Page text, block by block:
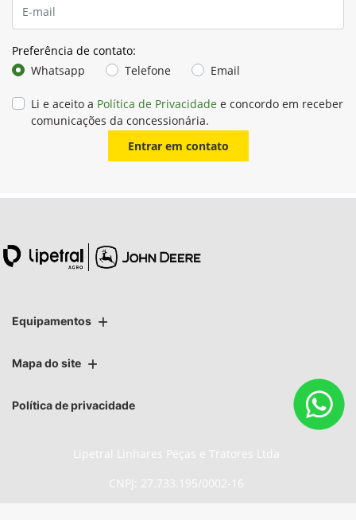
Preferência de contato:
Whatsapp
Telefone Email
Li e aceito a Política de Privacidade e concordo em receber
comunicações da concessionária.
Entrar em contato
Equipamentos
Mapa do site
Política de privacidade
Lipetral Linhares Peças e Tratores Ltda
CNPJ: 27.733.195/0002-16